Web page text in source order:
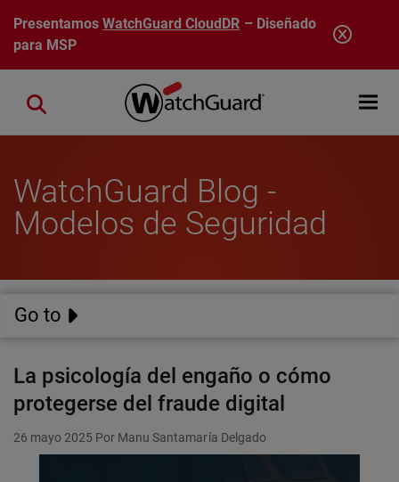
Pasar al contenido principal
PresentamosWatchGuard CloudDR – Diseñado
para MSP
Open
Close search
WatchGuard Blog -
Modelos de Seguridad
Go to
La psicología del engaño o cómo
protegerse del fraude digital
26 mayo 2025 Por Manu Santamaría Delgado